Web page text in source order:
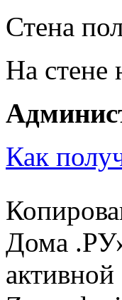
Стена
На стене
Как
Дома